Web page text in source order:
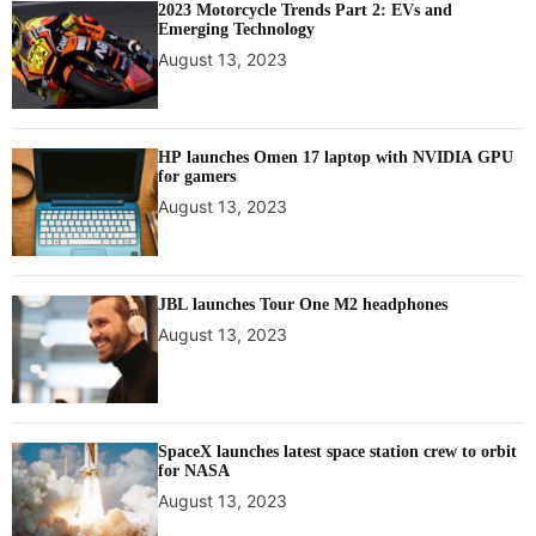
2023 Motorcycle Trends Part 2: EVs and
Emerging Technology
August 13, 2023
HP launches Omen 17 laptop with NVIDIA GPU
for gamers
August 13, 2023
JBL launches Tour One M2 headphones
August 13, 2023
SpaceX launches latest space station crew to orbit
for NASA
August 13, 2023